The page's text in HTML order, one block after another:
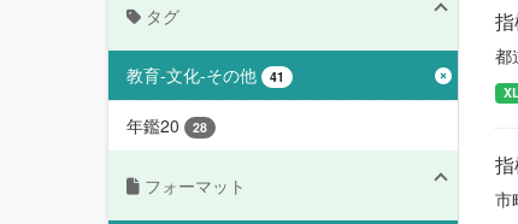
タグ
教育-文化-その他 41
年鑑20 28
フォーマット
都
市